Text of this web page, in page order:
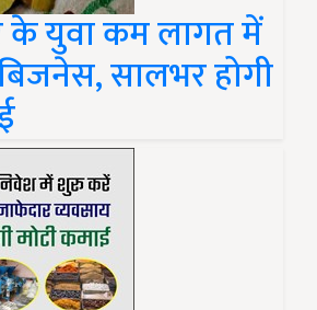
के युवा कम लागत में
सालभर होगी